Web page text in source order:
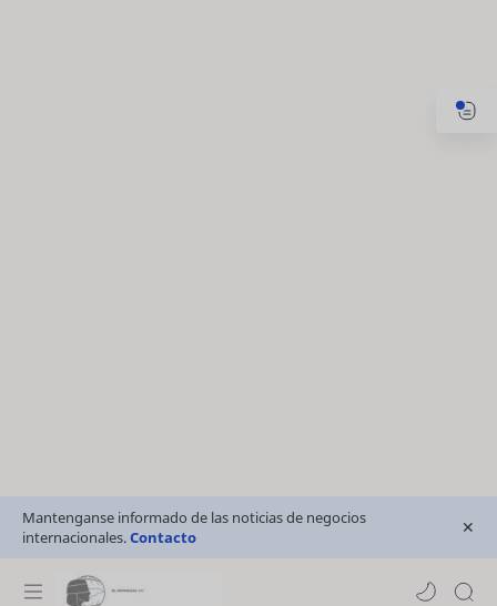
Mantenganse informado de las noticias de negocios
internacionales.Contacto